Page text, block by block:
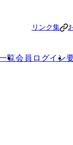
リンク集
覧会員ログイン